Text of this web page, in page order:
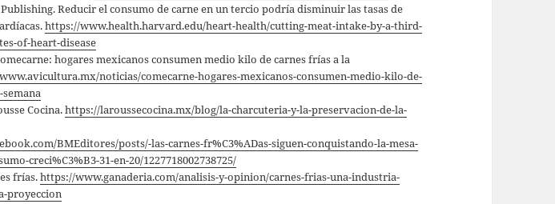
Reducir el consumo de carne en un tercio podría disminuir las tasas de
https://www.health.harvard.edu/heart-health/cutting-meat-intake-by-a-third-
of-heart-disease
hogares mexicanos consumen medio kilo de carnes frías a la
noticias/comecarne-hogares-mexicanos-consumen-medio-kilo-de-
Cocina.https://laroussecocina.mx/blog/la-charcuteria-y-la-preservacion-de-la-
BMEditores/posts/-las-carnes-fr%C3%ADas-siguen-conquistando-la-mesa-
creci%C3%B3-31-en-20/1227718002738725/
frías.https://www.ganaderia.com/analisis-y-opinion/carnes-frias-una-industria-
proyeccion